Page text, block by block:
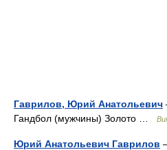
Гаврилов, Юрий Анатольевич
Гандбол (мужчины) Золото …
Юрий Анатольевич Гаврилов